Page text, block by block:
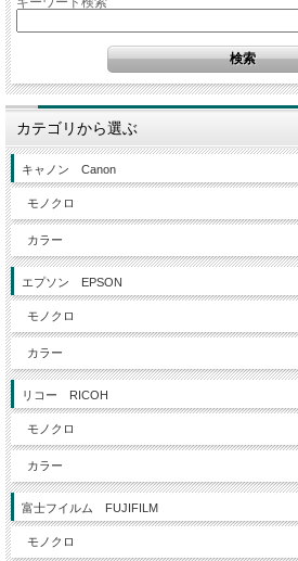
カテゴリから選ぶ
キャノン Canon
モノクロ
カラー
エプソン EPSON
モノクロ
カラー
リコー RICOH
モノクロ
カラー
富士フイルム FUJIFILM
モノクロ